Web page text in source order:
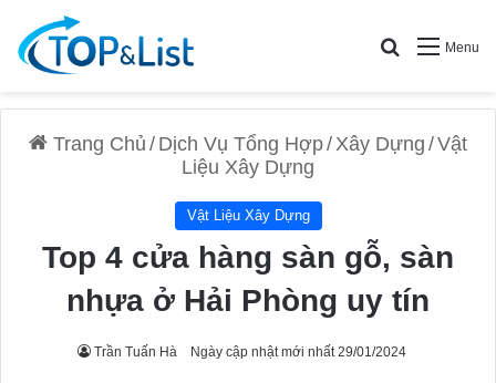
Menu
Search for
Trang Chủ / Dịch Vụ Tổng Hợp/Xây Dựng /Vật
Liệu Xây Dựng
Vật Liệu Xây Dựng
Top 4 cửa hàng sàn gỗ, sàn
nhựa ở Hải Phòng uy tín
Trần Tuấn Hà Ngày cập nhật mới nhất 29/01/2024